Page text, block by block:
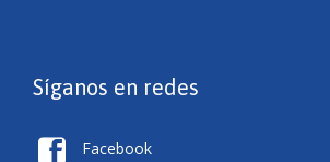
Síganos en redes
 Facebook